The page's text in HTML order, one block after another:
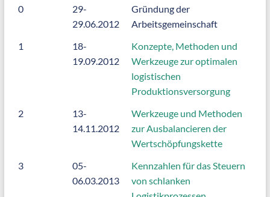
0
29-
29.06.2012
Gründung der
Arbeitsgemeinschaft
1
18-
19.09.2012
Konzepte, Methoden und
Werkzeuge zur optimalen
logistischen
Produktionsversorgung
2
13-
14.11.2012
Werkzeuge und Methoden
zur Ausbalancieren der
Wertschöpfungskette
3
05-
06.03.2013
Kennzahlen für das Steuern
von schlanken